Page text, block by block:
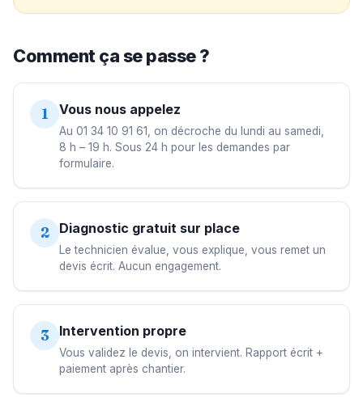
Comment ça se passe ?
1 Vous nous appelez
Au 01 34 10 91 61, on décroche du lundi au samedi,
8 h – 19 h. Sous 24 h pour les demandes par
formulaire.
2 Diagnostic gratuit sur place
Le technicien évalue, vous explique, vous remet un
devis écrit. Aucun engagement.
3 Intervention propre
Vous validez le devis, on intervient. Rapport écrit +
paiement après chantier.